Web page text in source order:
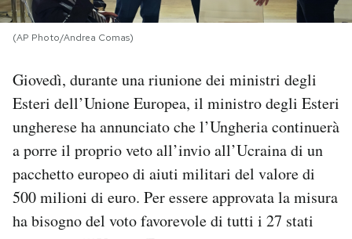
I MIEI PREFERITI
SHOP
CALENDARIO
AREA PERSONALE
Area Personale
Newsletter
(AP Photo/Andrea Comas)
Giovedì, durante una riunione dei ministri degli
Esteri dell’Unione Europea, il ministro degli Esteri
ungherese ha annunciato che l’Ungheria continuerà
a porre il proprio veto all’invio all’Ucraina di un
pacchetto europeo di aiuti militari del valore di
500 milioni di euro. Per essere approvata la misura
ha bisogno del voto favorevole di tutti i 27 stati